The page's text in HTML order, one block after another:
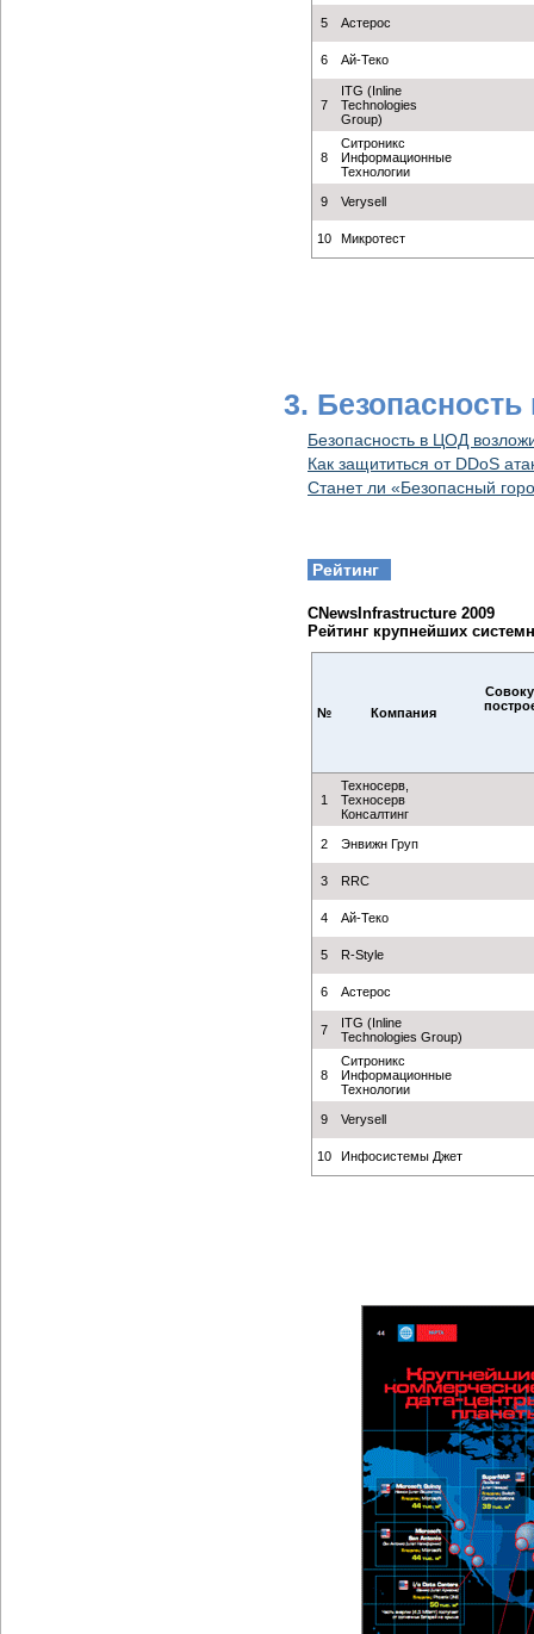
5 Астерос
6 Ай-Теко
7
ITG (Inline
Technologies
Group)
8
Ситроникс
Информационные
Технологии
9 Verysell
10 Микротест
3.
Безопасность в ЦОД
Как защититься от DDoS
Станет ли «Безопасный
Рейтинг
CNewsInfrastructure 2009
Рейтинг крупнейших
№ Компания
1
Техносерв,
Техносерв
Консалтинг
2 Энвижн Груп
3 RRC
4 Ай-Теко
5 R-Style
6 Астерос
7
ITG (Inline
Technologies Group)
8
Ситроникс
Информационные
Технологии
9 Verysell
10 Инфосистемы Джет